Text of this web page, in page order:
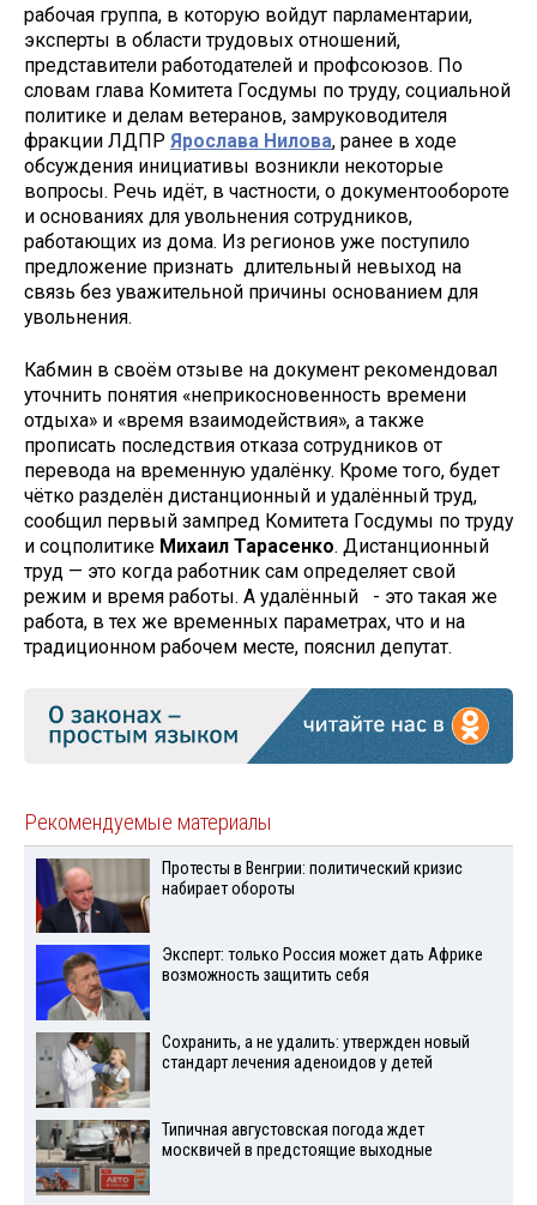
рабочая группа, в которую войдут парламентарии,
эксперты в области трудовых отношений,
представители работодателей и профсоюзов. По
словам глава Комитета Госдумы по труду, социальной
политике и делам ветеранов, замруководителя
фракции ЛДПР Ярослава Нилова, ранее в ходе
обсуждения инициативы возникли некоторые
вопросы. Речь идёт, в частности, о документообороте
и основаниях для увольнения сотрудников,
работающих из дома. Из регионов уже поступило
предложение признать длительный невыход на
связь без уважительной причины основанием для
увольнения.
Кабмин в своём отзыве на документ рекомендовал
уточнить понятия «неприкосновенность времени
отдыха» и «время взаимодействия», а также
прописать последствия отказа сотрудников от
перевода на временную удалёнку. Кроме того, будет
чётко разделён дистанционный и удалённый труд,
сообщил первый зампред Комитета Госдумы по труду
и соцполитике Михаил Тарасенко. Дистанционный
труд — это когда работник сам определяет свой
режим и время работы. А удалённый - это такая же
работа, в тех же временных параметрах, что и на
традиционном рабочем месте, пояснил депутат.
Рекомендуемые материалы
Протесты в Венгрии: политический кризис
набирает обороты
Эксперт: только Россия может дать Африке
возможность защитить себя
Сохранить, а не удалить: утвержден новый
стандарт лечения аденоидов у детей
Типичная августовская погода ждет
москвичей в предстоящие выходные